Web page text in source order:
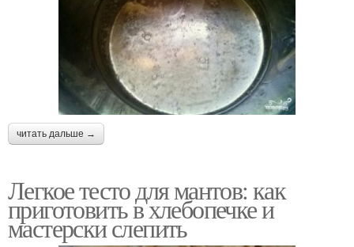
читать дальше →
Легкое тесто для мантов: как
приготовить в хлебопечке и
мастерски слепить